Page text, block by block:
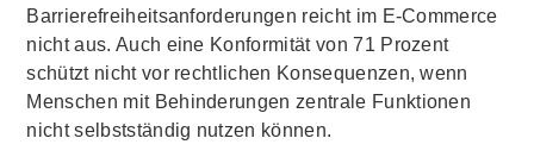
Barrierefreiheitsanforderungen reicht im E-Commerce
nicht aus. Auch eine Konformität von 71 Prozent
schützt nicht vor rechtlichen Konsequenzen, wenn
Menschen mit Behinderungen zentrale Funktionen
nicht selbstständig nutzen können.